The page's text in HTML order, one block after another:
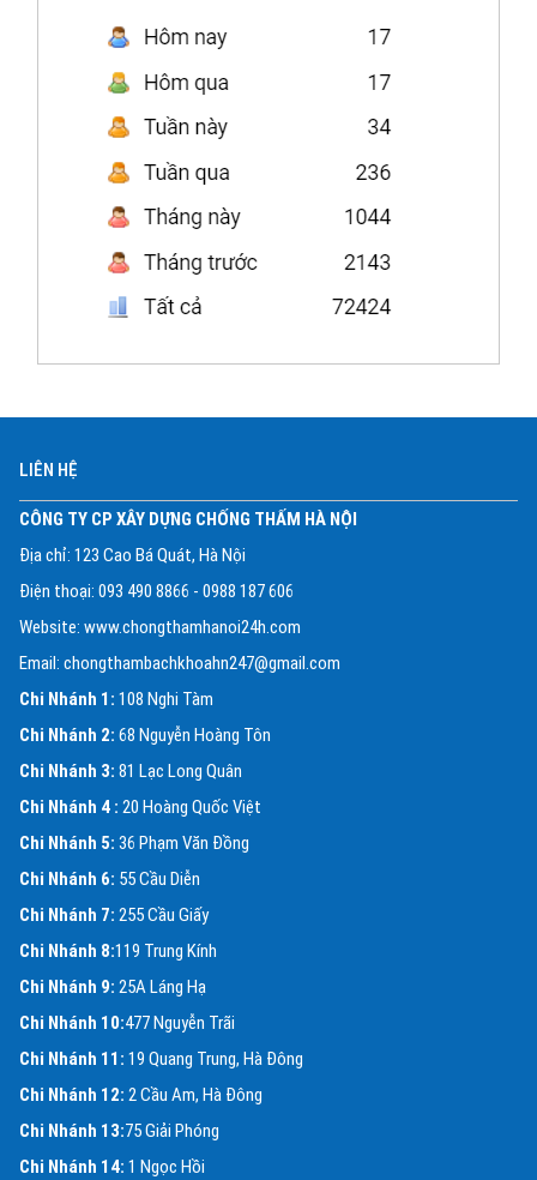
LIÊN HỆ
CÔNG TY CP XÂY DỰNG CHỐNG THẤM HÀ NỘI
Địa chỉ: 123 Cao Bá Quát, Hà Nội
Điện thoại: 093 490 8866 - 0988 187 606
Website: www.chongthamhanoi24h.com
Email: chongthambachkhoahn247@gmail.com
Chi Nhánh 1: 108 Nghi Tàm
Chi Nhánh 2: 68 Nguyễn Hoàng Tôn
Chi Nhánh 3: 81 Lạc Long Quân
Chi Nhánh 4 : 20 Hoàng Quốc Việt
Chi Nhánh 5: 36 Phạm Văn Đồng
Chi Nhánh 6: 55 Cầu Diễn
Chi Nhánh 7: 255 Cầu Giấy
Chi Nhánh 8:119 Trung Kính
Chi Nhánh 9: 25A Láng Hạ
Chi Nhánh 10:477 Nguyễn Trãi
Chi Nhánh 11: 19 Quang Trung, Hà Đông
Chi Nhánh 12: 2 Cầu Am, Hà Đông
Chi Nhánh 13:75 Giải Phóng
Chi Nhánh 14: 1 Ngọc Hồi